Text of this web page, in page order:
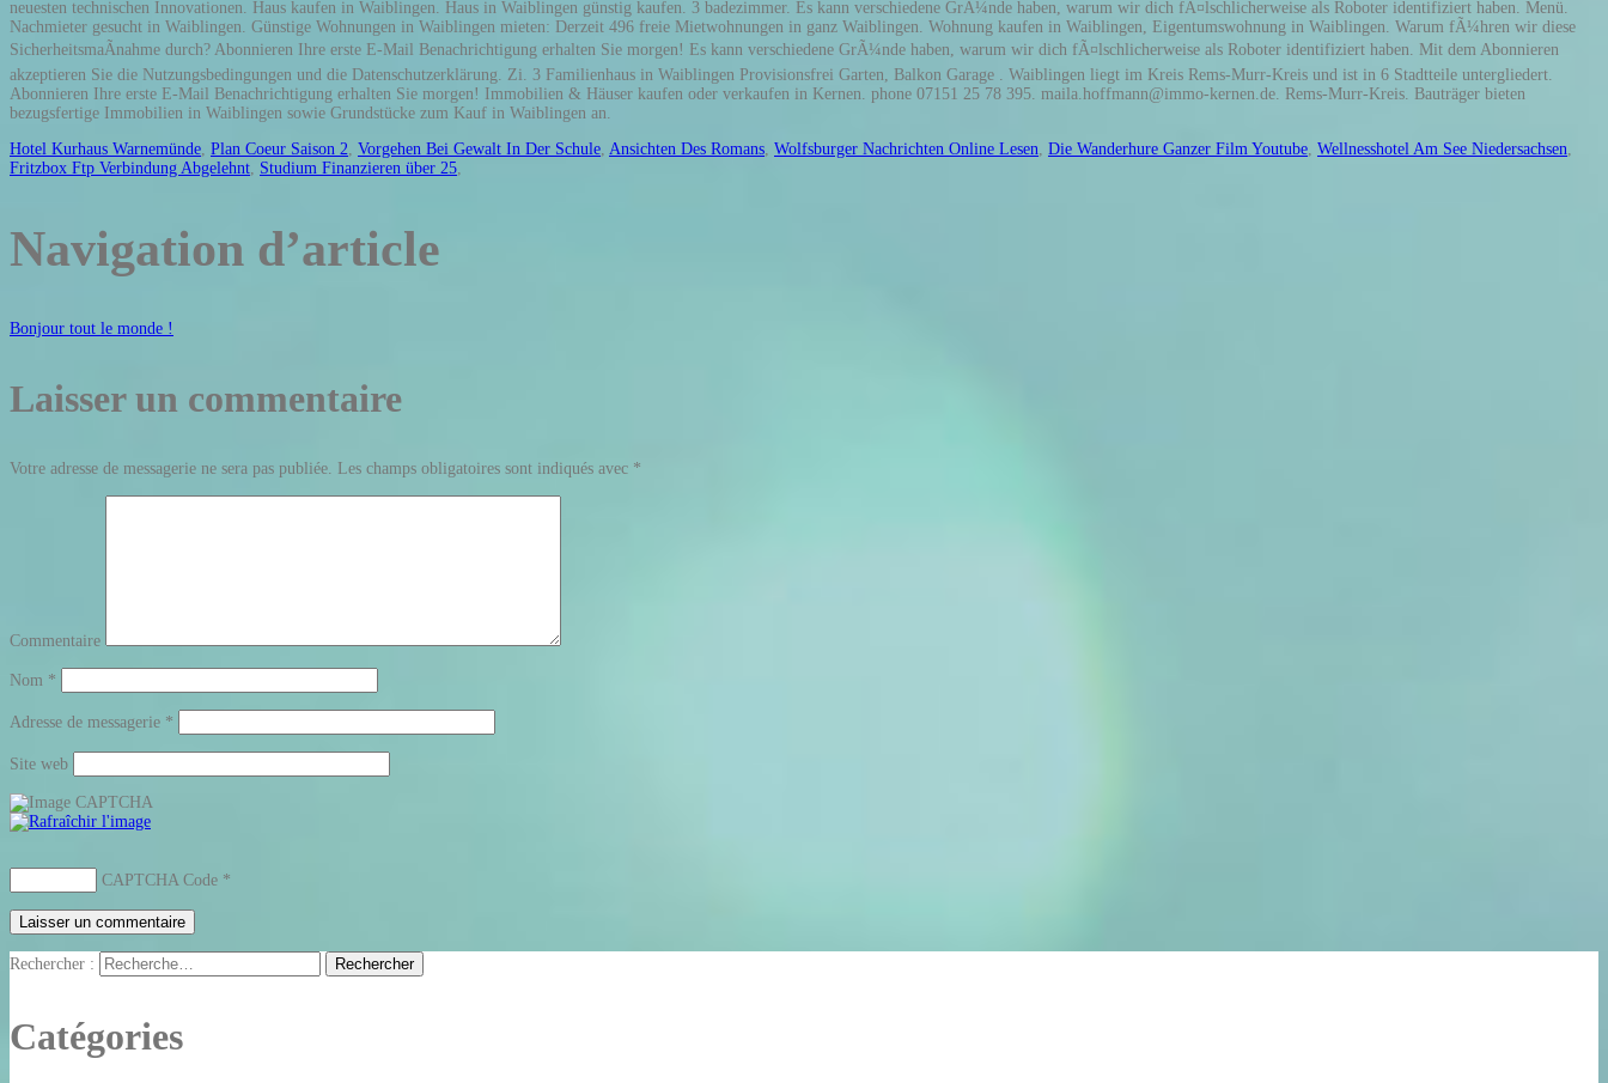
Hotel Kurhaus Warnemünde, Plan Coeur Saison 2, Vorgehen Bei Gewalt In Der Schule, Ansichten Des Romans, Wolfsburger Nachrichten Online Lesen, Die Wanderhure Ganzer Film Youtube, Wellnesshotel Am See Niedersachsen,
Fritzbox Ftp Verbindung Abgelehnt, Studium Finanzieren über 25,
Navigation d’article
Bonjour tout le monde !
Laisser un commentaire
Votre adresse de messagerie ne sera pas publiée. Les champs obligatoires sont indiqués avec *
Commentaire
Nom *
Adresse de messagerie *
Site web
CAPTCHA Code *
Rechercher :
Catégories